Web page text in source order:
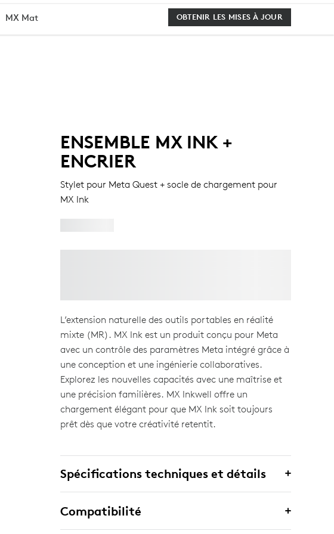
MX Mat OBTENIR LES MISES À JOUR
ENSEMBLE MX INK +
ENCRIER
Stylet pour Meta Quest + socle de chargement pour
MX Ink
L’extension naturelle des outils portables en réalité
mixte (MR). MX Ink est un produit conçu pour Meta
avec un contrôle des paramètres Meta intégré grâce à
une conception et une ingénierie collaboratives.
Explorez les nouvelles capacités avec une maîtrise et
une précision familières. MX Inkwell offre un
chargement élégant pour que MX Ink soit toujours
prêt dès que votre créativité retentit.
Spécifications techniques et détails
Compatibilité